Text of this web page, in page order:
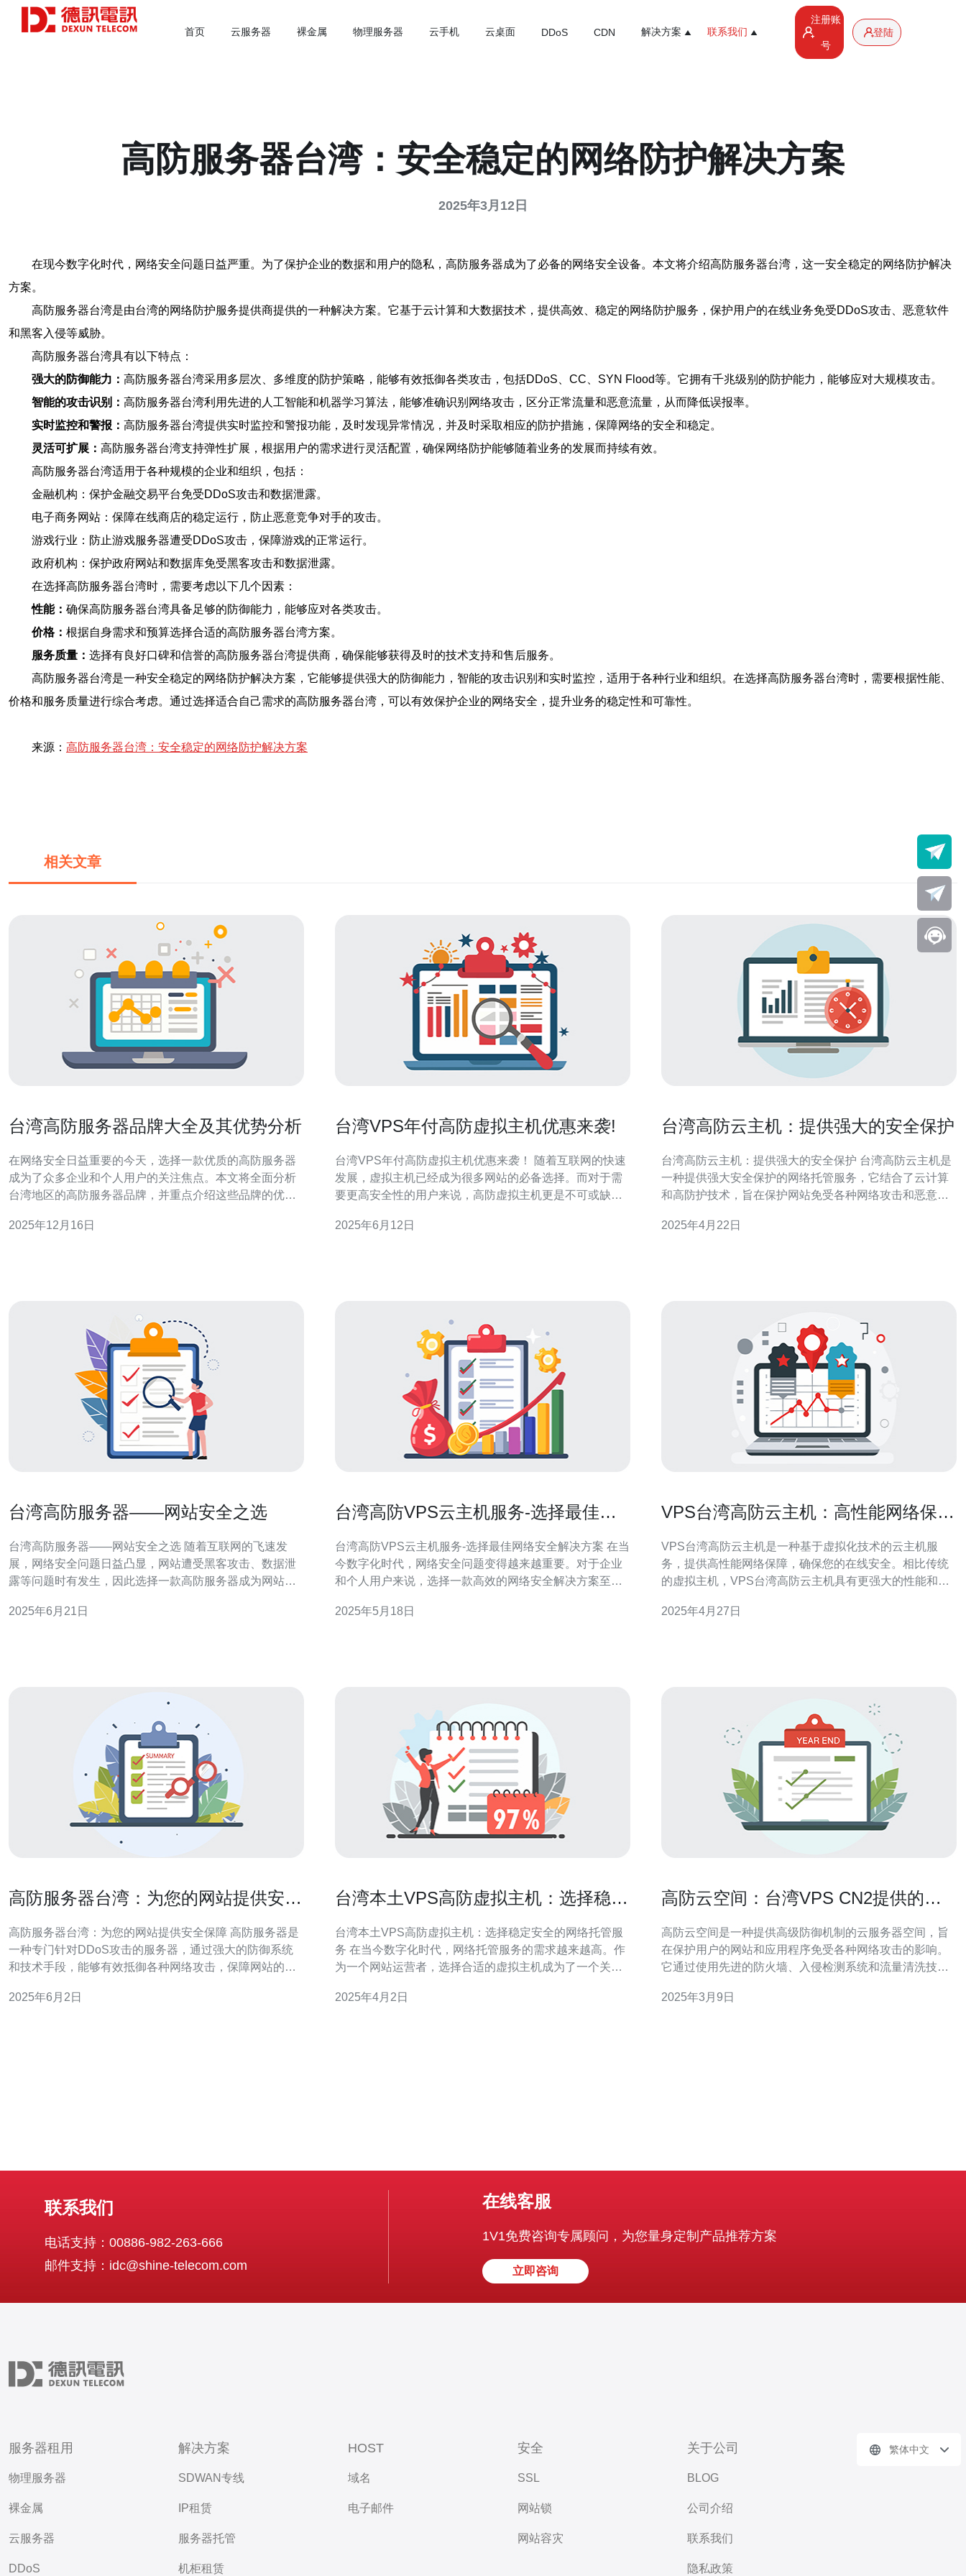
首页 云服务器 裸金属 物理服务器 云手机 云桌面 DDoS CDN 解决方案 联系我们
注册账
号
登陆
高防服务器台湾：安全稳定的网络防护解决方案
2025年3月12日
在现今数字化时代，网络安全问题日益严重。为了保护企业的数据和用户的隐私，高防服务器成为了必备的网络安全设备。本文将介绍高防服务器台湾，这一安全稳定的网络防护解决
方案。
高防服务器台湾是由台湾的网络防护服务提供商提供的一种解决方案。它基于云计算和大数据技术，提供高效、稳定的网络防护服务，保护用户的在线业务免受DDoS攻击、恶意软件
和黑客入侵等威胁。
高防服务器台湾具有以下特点：
强大的防御能力： 高防服务器台湾采用多层次、多维度的防护策略，能够有效抵御各类攻击，包括DDoS、CC、SYN Flood等。它拥有千兆级别的防护能力，能够应对大规模攻击。
智能的攻击识别： 高防服务器台湾利用先进的人工智能和机器学习算法，能够准确识别网络攻击，区分正常流量和恶意流量，从而降低误报率。
实时监控和警报： 高防服务器台湾提供实时监控和警报功能，及时发现异常情况，并及时采取相应的防护措施，保障网络的安全和稳定。
灵活可扩展： 高防服务器台湾支持弹性扩展，根据用户的需求进行灵活配置，确保网络防护能够随着业务的发展而持续有效。
高防服务器台湾适用于各种规模的企业和组织，包括：
金融机构：保护金融交易平台免受DDoS攻击和数据泄露。
电子商务网站：保障在线商店的稳定运行，防止恶意竞争对手的攻击。
游戏行业：防止游戏服务器遭受DDoS攻击，保障游戏的正常运行。
政府机构：保护政府网站和数据库免受黑客攻击和数据泄露。
在选择高防服务器台湾时，需要考虑以下几个因素：
性能： 确保高防服务器台湾具备足够的防御能力，能够应对各类攻击。
价格： 根据自身需求和预算选择合适的高防服务器台湾方案。
服务质量： 选择有良好口碑和信誉的高防服务器台湾提供商，确保能够获得及时的技术支持和售后服务。
高防服务器台湾是一种安全稳定的网络防护解决方案，它能够提供强大的防御能力，智能的攻击识别和实时监控，适用于各种行业和组织。在选择高防服务器台湾时，需要根据性能、
价格和服务质量进行综合考虑。通过选择适合自己需求的高防服务器台湾，可以有效保护企业的网络安全，提升业务的稳定性和可靠性。
来源： 高防服务器台湾：安全稳定的网络防护解决方案
相关文章
台湾高防服务器品牌大全及其优势分析
在网络安全日益重要的今天，选择一款优质的高防服务器
成为了众多企业和个人用户的关注焦点。本文将全面分析
台湾地区的高防服务器品牌，并重点介绍这些品牌的优势
选择。 台湾高防服务器市场概述 随着网络攻击技术的不断
2025年12月16日
台湾VPS年付高防虚拟主机优惠来袭!
台湾VPS年付高防虚拟主机优惠来袭！ 随着互联网的快速
发展，虚拟主机已经成为很多网站的必备选择。而对于需
要更高安全性的用户来说，高防虚拟主机更是不可或缺的
大用户提供了更加便宜、安全的选择。 台湾VPS年付高防
2025年6月12日
台湾高防云主机：提供强大的安全保护
台湾高防云主机：提供强大的安全保护 台湾高防云主机是
一种提供强大安全保护的网络托管服务，它结合了云计算
和高防护技术，旨在保护网站免受各种网络攻击和恶意行
能，确保您的网站能够持续稳定地运行。 台湾高防云主机
2025年4月22日
台湾高防服务器——网站安全之选
台湾高防服务器——网站安全之选 随着互联网的飞速发
展，网络安全问题日益凸显，网站遭受黑客攻击、数据泄
露等问题时有发生，因此选择一款高防服务器成为网站所
器因其出色的性能和稳定的服务备受青睐，成为网站安全
2025年6月21日
台湾高防VPS云主机服务-选择最佳网
台湾高防VPS云主机服务-选择最佳网络安全解决方案 在当
今数字化时代，网络安全问题变得越来越重要。对于企业
和个人用户来说，选择一款高效的网络安全解决方案至关
择，让我们一起来了解一下。 台湾高防VPS云主机服务是
2025年5月18日
VPS台湾高防云主机：高性能网络保障
VPS台湾高防云主机是一种基于虚拟化技术的云主机服
务，提供高性能网络保障，确保您的在线安全。相比传统
的虚拟主机，VPS台湾高防云主机具有更强大的性能和稳
主机的网络基础设施经过精心设计和优化，确保高性能和
2025年4月27日
高防服务器台湾：为您的网站提供安全
高防服务器台湾：为您的网站提供安全保障 高防服务器是
一种专门针对DDoS攻击的服务器，通过强大的防御系统
和技术手段，能够有效抵御各种网络攻击，保障网站的正
络环境和技术实力。选择在台湾租用高防服务器，可以享
2025年6月2日
台湾本土VPS高防虚拟主机：选择稳定
台湾本土VPS高防虚拟主机：选择稳定安全的网络托管服
务 在当今数字化时代，网络托管服务的需求越来越高。作
为一个网站运营者，选择合适的虚拟主机成为了一个关键
其优势和如何选择稳定安全的网络托管服务。 VPS高防虚
2025年4月2日
高防云空间：台湾VPS CN2提供的理
高防云空间是一种提供高级防御机制的云服务器空间，旨
在保护用户的网站和应用程序免受各种网络攻击的影响。
它通过使用先进的防火墙、入侵检测系统和流量清洗技
是一种基于中国移动国际出口线路的虚拟专用服务器。与
2025年3月9日
联系我们
电话支持：00886-982-263-666
邮件支持：idc@shine-telecom.com
在线客服
1V1免费咨询专属顾问，为您量身定制产品推荐方案
立即咨询
服务器租用
物理服务器
裸金属
云服务器
DDoS
解决方案
SDWAN专线
IP租赁
服务器托管
机柜租赁
HOST
域名
电子邮件
安全
SSL
网站锁
网站容灾
关于公司
BLOG
公司介绍
联系我们
隐私政策
繁体中文